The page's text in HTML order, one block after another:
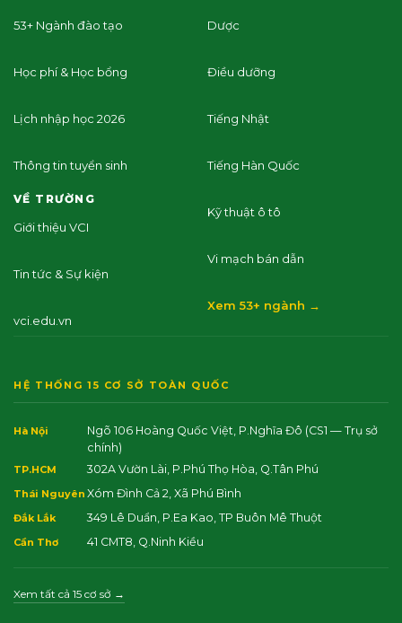
53+ Ngành đào tạo
Học phí & Học bổng
Lịch nhập học 2026
Thông tin tuyển sinh
VỀ TRƯỜNG
Giới thiệu VCI
Tin tức & Sự kiện
vci.edu.vn
Dược
Điều dưỡng
Tiếng Nhật
Tiếng Hàn Quốc
Kỹ thuật ô tô
Vi mạch bán dẫn
Xem 53+ ngành →
HỆ THỐNG 15 CƠ SỞ TOÀN QUỐC
Hà Nội Ngõ 106 Hoàng Quốc Việt, P.Nghĩa Đô (CS1 — Trụ sở
chính)
TP.HCM 302A Vườn Lài, P.Phú Thọ Hòa, Q.Tân Phú
Thái Nguyên Xóm Đình Cả 2, Xã Phú Bình
Đắk Lắk 349 Lê Duẩn, P.Ea Kao, TP Buôn Mê Thuột
Cần Thơ 41 CMT8, Q.Ninh Kiều
Xem tất cả 15 cơ sở →